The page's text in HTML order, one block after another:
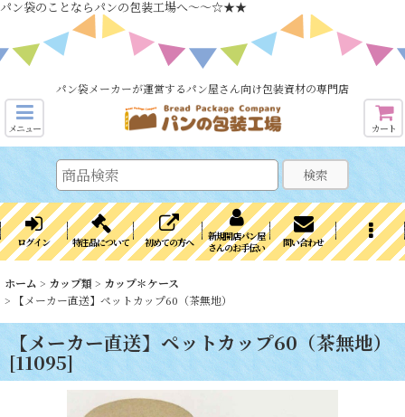
パン袋のことならパンの包装工場へ～～☆★★
パン袋メーカーが運営するパン屋さん向け包装資材の専門店
メニュー カート
検索
ログイン 特注品について 初めての方へ
新規開店パン屋
さんのお手伝い
問い合わせ
ホーム > カップ類> カップ＊ケース
>
【メーカー直送】ペットカップ60（茶無地）
【メーカー直送】ペットカップ60（茶無地）
[11095]